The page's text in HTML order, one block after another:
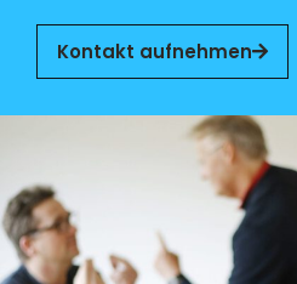
Kontakt aufnehmen